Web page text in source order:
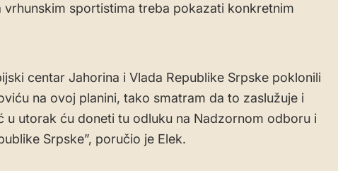
vrhunskim sportistima treba pokazati konkretnim
centar Jahorina i Vlada Republike Srpske poklonili
na ovoj planini, tako smatram da to zaslužuje i
u utorak ću doneti tu odluku na Nadzornom odboru i
Srpske”, poručio je Elek.